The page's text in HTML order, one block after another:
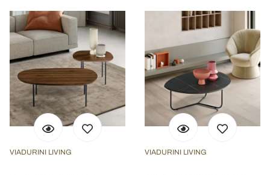
VIADURINI LIVING VIADURINI LIVING